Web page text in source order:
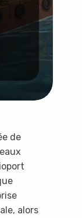
de
alors